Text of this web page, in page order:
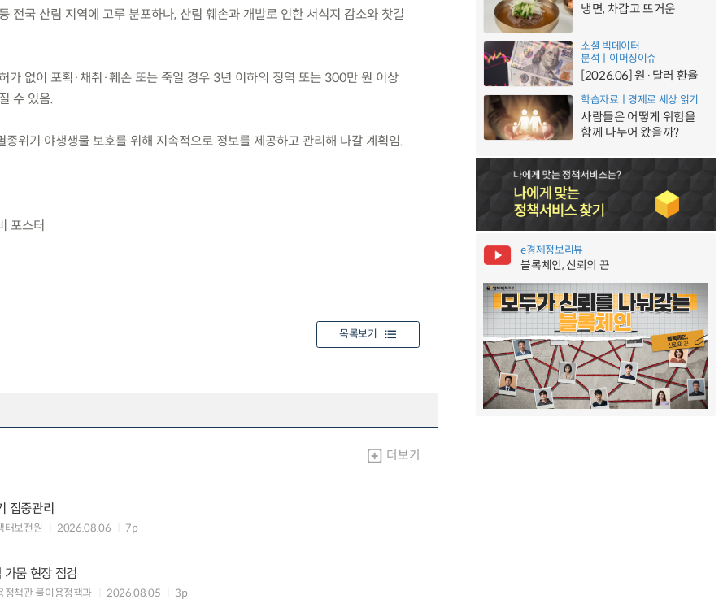
전국 산림 지역에 고루 분포하나, 산림 훼손과 개발로 인한 서식지 감소와 찻길
가 없이 포획·채취·훼손 또는 죽일 경우 3년 이하의 징역 또는 300만 원 이상
수 있음.
위기 야생생물 보호를 위해 지속적으로 정보를 제공하고 관리해 나갈 계획임.
포스터
목록보기
더보기
집중관리
태보전원 2026.08.06 7p
가뭄 현장 점검
정책관 물이용정책과 2026.08.05 3p
냉면, 차갑고 뜨거운
소셜 빅데이터
분석ㅣ이머징이슈
[2026.06] 원·달러 환율
학습자료ㅣ경제로 세상 읽기
사람들은 어떻게 위험을
함께 나누어 왔을까?
e경제정보리뷰
블록체인, 신뢰의 끈